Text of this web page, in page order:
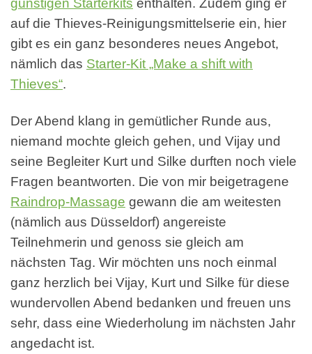
auf die Thieves-Reinigungsmittelserie ein, hier
gibt es ein ganz besonderes neues Angebot,
nämlich das Starter-Kit „Make a shift with
Thieves“.
Der Abend klang in gemütlicher Runde aus,
niemand mochte gleich gehen, und Vijay und
seine Begleiter Kurt und Silke durften noch viele
Fragen beantworten. Die von mir beigetragene
Raindrop-Massage gewann die am weitesten
(nämlich aus Düsseldorf) angereiste
Teilnehmerin und genoss sie gleich am
nächsten Tag. Wir möchten uns noch einmal
ganz herzlich bei Vijay, Kurt und Silke für diese
wundervollen Abend bedanken und freuen uns
sehr, dass eine Wiederholung im nächsten Jahr
angedacht ist.